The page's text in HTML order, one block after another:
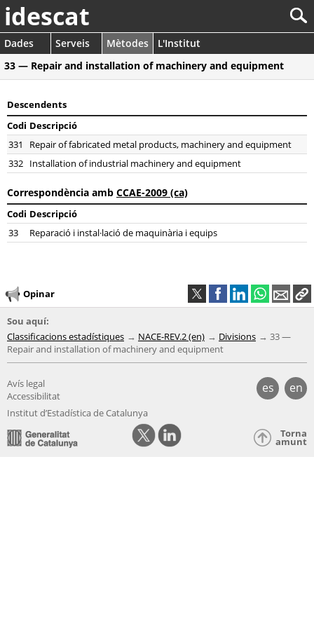
idescat
Dades Serveis Mètodes
L'Institut
33 — Repair and installation of machinery and equipment
Descendents
Codi Descripció
331
Repair of fabricated metal products, machinery and equipment
332 Installation of industrial machinery and equipment
Correspondència amb CCAE-2009 (ca)
Codi Descripció
33
Reparació i instal·lació de maquinària i equips
Opinar
Sou aquí:
Classificacions estadístiques
NACE-REV.2 (en) Divisions
33 —
Repair and installation of machinery and equipment
es en
Avís legal
Accessibilitat
Institut d’Estadística de Catalunya
Torna
amunt